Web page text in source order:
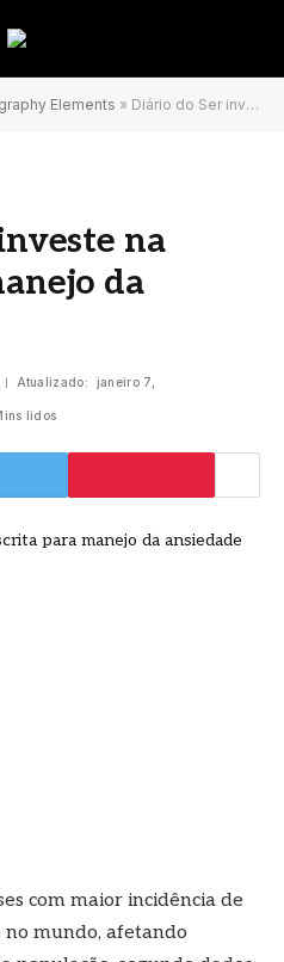
Elements » Diário do Ser investe na escrita para manejo da ansiedade
na
da
Atualizado: janeiro 7,
lidos
com maior incidência de
mundo, afetando